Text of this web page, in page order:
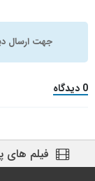
جهت ارسال
0 دیدگاه
فیلم های